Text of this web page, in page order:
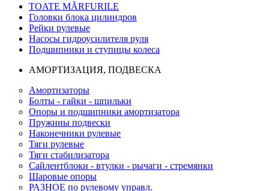
TOATE MĂRFURILE
Головки блока цилиндров
Рейки рулевые
Насосы гидроусилителя руля
Подшипники и ступицы колеса
АМОРТИЗАЦИЯ, ПОДВЕСКА
Амортизаторы
Болты - гайки - шпильки
Опоры и подшипники амортизатора
Пружины подвески
Наконечники рулевые
Тяги рулевые
Тяги стабилизатора
Сайлентблоки - втулки - рычаги - стремянки
Шаровые опоры
РАЗНОЕ по рулевому управл.